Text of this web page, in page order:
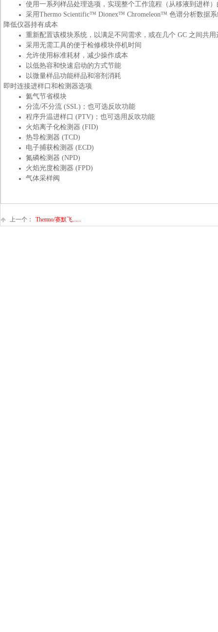
使用一系列样品处理选项，实现整个工作流程（从移液到进样
采用Thermo Scientific™ Dionex™ Chromeleon™ 色谱分析数据
降低仪器持有成本
重新配置该模块系统，以满足不同需求，或在几个 GC 之间共
采用无需工具的便于检修模块停机时间
允许使用标准耗材，减少操作成本
以低热容和快速启动的方式节能
以微量样品功能样品和溶剂消耗
即时连接进样口和检测器选项
氦气节省模块
分流/不分流 (SSL)；也可选反吹功能
程序升温进样口 (PTV)；也可选用反吹功能
火焰离子化检测器 (FID)
热导检测器 (TCD)
电子捕获检测器 (ECD)
氮磷检测器 (NPD)
火焰光度检测器 (FPD)
气体采样阀
上一个： Thermo/赛默飞......